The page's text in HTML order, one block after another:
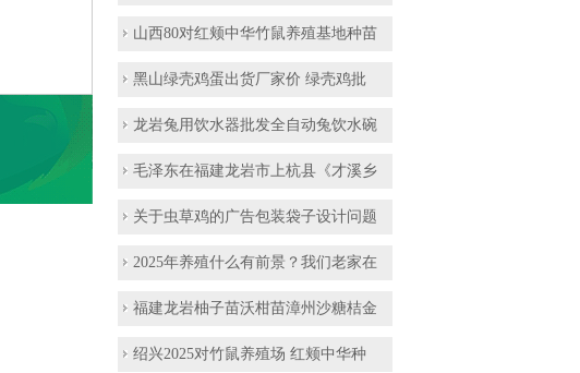
山西80对红颊中华竹鼠养殖基地种苗
黑山绿壳鸡蛋出货厂家价 绿壳鸡批
龙岩兔用饮水器批发全自动兔饮水碗
毛泽东在福建龙岩市上杭县《才溪乡
关于虫草鸡的广告包装袋子设计问题
2025年养殖什么有前景？我们老家在
福建龙岩柚子苗沃柑苗漳州沙糖桔金
绍兴2025对竹鼠养殖场 红颊中华种